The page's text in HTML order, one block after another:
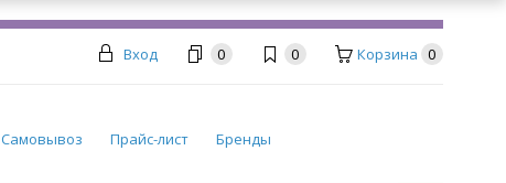
Вход 0 0 Корзина 0
Самовывоз Прайс-лист Бренды